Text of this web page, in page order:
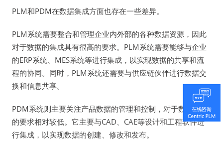
PLM和PDM在数据集成方面也存在一些差异。
PLM系统需要整合和管理企业内外部的各种数据资源，因此
对于数据的集成具有很高的要求。PLM系统需要能够与企业
的ERP系统、MES系统等进行集成，以实现数据的共享和流
程的协同。同时，PLM系统还需要与供应链伙伴进行数据交
换和信息共享。
PDM系统则主要关注产品数据的管理和控制，对于数据集成
的要求相对较低。它主要与CAD、CAE等设计和工程软件进
行集成，以实现数据的创建、修改和发布。